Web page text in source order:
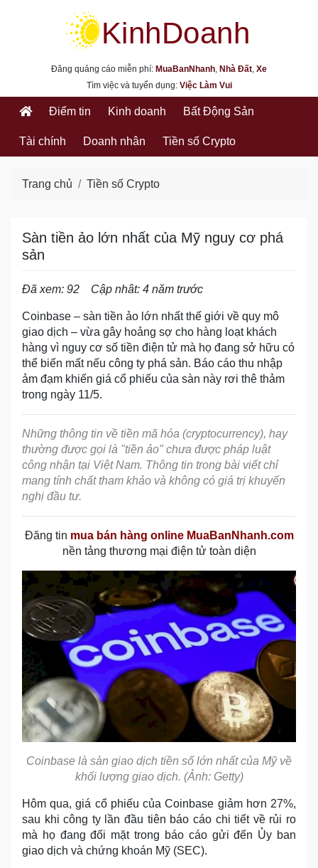
kinhdoanh.muabannhanh.com
Đăng quảng cáo miễn phí: MuaBanNhanh, Nhà Đất, Xe
Tìm việc và tuyển dụng: Việc Làm Vui
Điểm tin Kinh doanh Bất Động Sản
Tài chính Doanh nhân Tiền số Crypto
Trang chủ Tiền số Crypto
Sàn tiền ảo lớn nhất của Mỹ nguy cơ phá
sản
Đã xem: 92 Cập nhât: 4 năm trước
Coinbase – sàn tiền ảo lớn nhất thế giới về quy mô
giao dịch – vừa gây hoảng sợ cho hàng loạt khách
hàng vì nguy cơ số tiền điện tử mà họ đang sở hữu có
thể biến mất nếu công ty phá sản. Báo cáo thu nhập
ảm đạm khiến giá cổ phiếu của sàn này rơi thê thảm
trong ngày 11/5.
Những thông tin về tiền mã hóa (cryptocurrency), hay
thường được gọi là "tiền ảo" chưa được pháp luật
công nhận tại Việt Nam. Thông tin trong bài viết chỉ
mang tính chất tham khảo và không có giá trị khuyến
nghị đầu tư.
Đăng tin mua bán hàng online MuaBanNhanh.com
nền tảng thương mại điện tử toàn diện
Coinbase là sàn giao dịch tiền số lớn nhất của Mỹ về
khối lượng giao dịch. (Ảnh: Getty)
Hôm qua, giá cổ phiếu của Coinbase giảm hơn 27%,
sau khi công ty lần đầu tiên báo cáo chi tiết về rủi ro
mà họ đang đối mặt trong báo cáo gửi đến Ủy ban
giao dịch và chứng khoán Mỹ (SEC).